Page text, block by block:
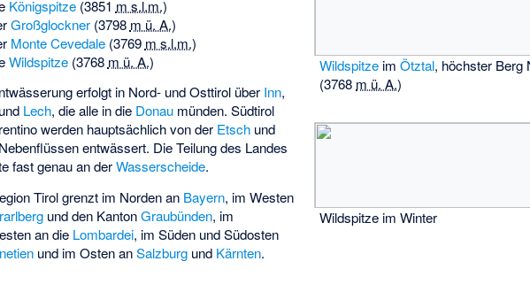
Wildspitze imÖtztal, höchster Berg
(3768 m ü. A.)
Wildspitze im Winter
Königspitze(3851 m s.l.m.)
Großglockner(3798 m ü. A.)
Monte Cevedale(3769 m s.l.m.)
Wildspitze(3768 m ü. A.)
erfolgt in Nord- und Osttirol über Inn,
und Lech, die alle in die Donau münden. Südtirol
werden hauptsächlich von der Etsch und
entwässert. Die Teilung des Landes
fast genau an derWasserscheide.
Tirol grenzt im Norden an Bayern, im Westen
und den KantonGraubünden, im
an die Lombardei, im Süden und Südosten
und im Osten anSalzburg und Kärnten.